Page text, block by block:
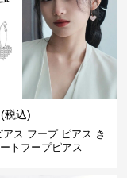
(税込)
アス フープ ピアス き
トフープピアス